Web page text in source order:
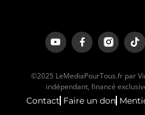
©2025 LeMediaPourTous.fr par
indépendant, financé
Contact Faire un don